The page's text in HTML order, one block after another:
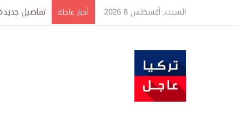
السبت, أغسطس 8 2026 أخبار عاجلة خبير اقتصادي